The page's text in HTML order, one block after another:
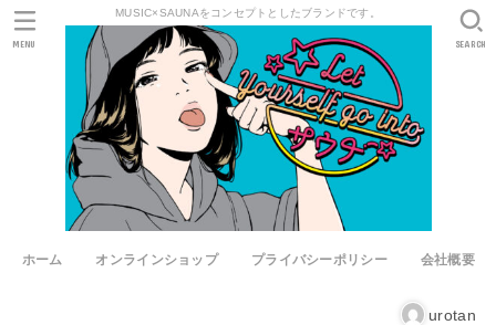
MUSIC×SAUNAをコンセプトとしたブランドです。
ホーム オンラインショップ プライバシーポリシー 会社概要
SEARCH
MENU
urotan